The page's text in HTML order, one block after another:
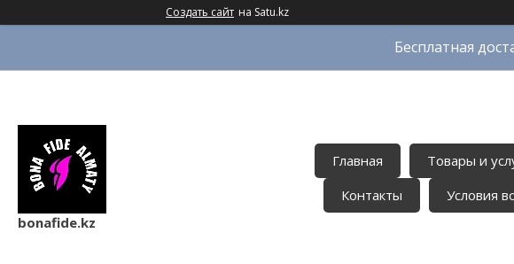
Создать сайт на Satu.kz
Бесплатная
bonafide.kz
Главная Товары и
Контакты
Условия